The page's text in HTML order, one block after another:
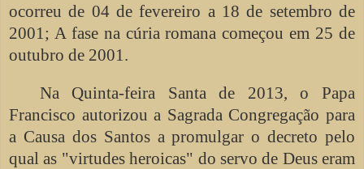
ocorreu de 04 de fevereiro a 18 de setembro de
2001; A fase na cúria romana começou em 25 de
outubro de 2001.
Na Quinta-feira Santa de 2013, o Papa
Francisco autorizou a Sagrada Congregação para
a Causa dos Santos a promulgar o decreto pelo
qual as "virtudes heroicas" do servo de Deus eram